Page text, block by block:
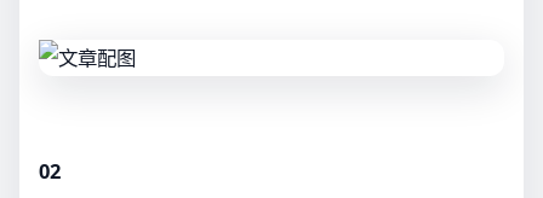
02